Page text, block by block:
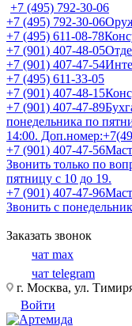
+7 (495) 792-30-06
+7 (495) 792-30-06
+7 (495) 611-08-78
+7 (901) 407-48-05
+7 (901) 407-47-54
+7 (495) 611-33-05
+7 (901) 407-48-15
+7 (901) 407-47-89
понедельника по
14:00.
+7 (901) 407-47-56
Звонить только по
пятницу с 10 до 19.
+7 (901) 407-47-96
Звонить с
Заказать звонок
чат max
чат telegram
г. Москва, ул.
Войти